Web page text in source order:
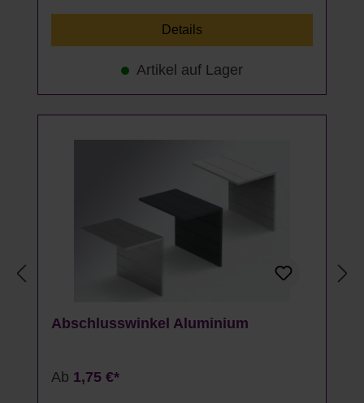
Details
Artikel auf Lager
Abschlusswinkel Aluminium
Ab 1,75 €*